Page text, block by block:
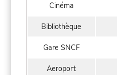
Cinéma
Bibliothèque
Gare SNCF
Aeroport